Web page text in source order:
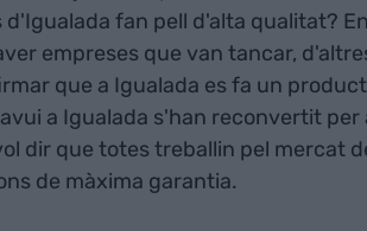
d'Igualada fan pell d'alta qualitat?
empreses que van tancar,
que a Igualada es fa un
a Igualada s'han reconvertit per
dir que totes treballin pel mercat
de màxima garantia.